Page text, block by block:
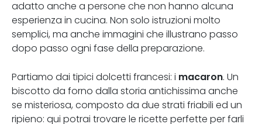
adatto anche a persone che non hanno alcuna
esperienza in cucina. Non solo istruzioni molto
semplici, ma anche immagini che illustrano passo
dopo passo ogni fase della preparazione.
Partiamo dai tipici dolcetti francesi: i macaron. Un
biscotto da forno dalla storia antichissima anche
se misteriosa, composto da due strati friabili ed un
ripieno: qui potrai trovare le ricette perfette per farli